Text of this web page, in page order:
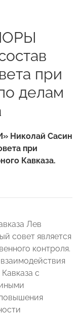
при
делам
Николай Сасин
при
Кавказа.
Лев
совет является
контроля.
с